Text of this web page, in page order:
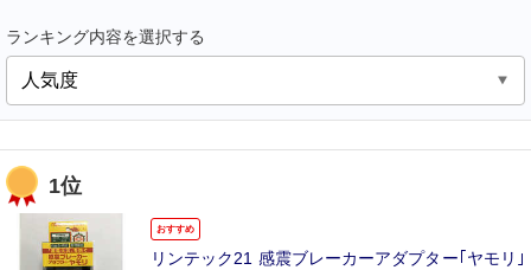
ランキング内容を選択する
1位
おすすめ
リンテック21 感震ブレーカーアダプター｢ヤモリ｣